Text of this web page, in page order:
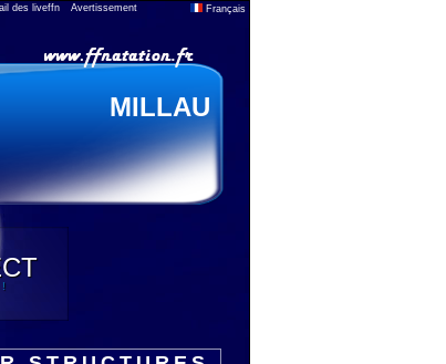
des liveffn Avertissement Français
MILLAU
!